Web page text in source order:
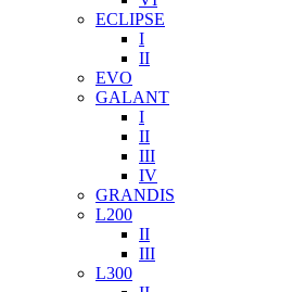
ECLIPSE
I
II
EVO
GALANT
I
II
III
IV
GRANDIS
L200
II
III
L300